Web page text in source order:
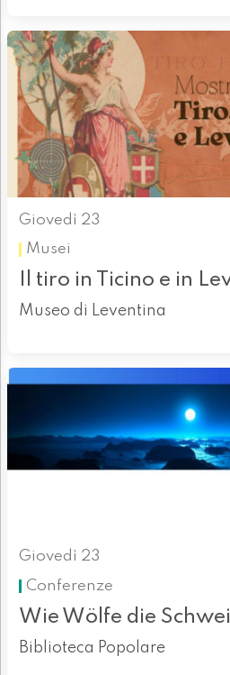
Giovedì 23
Musei
Il tiro in Ticino e in
Museo di Leventina
Giovedì 23
Conferenze
Wie Wölfe die
Biblioteca Popolare